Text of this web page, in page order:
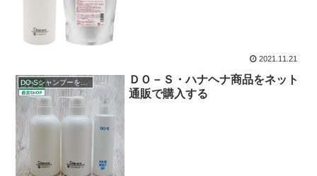
2021.11.21
DO-Sシャンプーを購入
ＤＯ－Ｓ・ハナヘナ商品をネット
通販で購入する